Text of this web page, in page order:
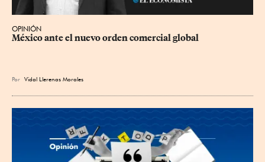
OPINIÓN
México ante el nuevo orden comercial global
Por Vidal Llerenas Morales